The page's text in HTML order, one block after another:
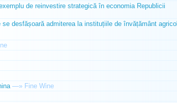
de reinvestire strategică în economia Republicii
desfășoară admiterea la instituțiile de învățământ agricol
—» Fine Wine